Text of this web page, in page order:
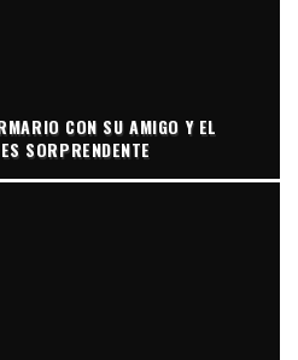
CON SU AMIGO Y EL
SORPRENDENTE